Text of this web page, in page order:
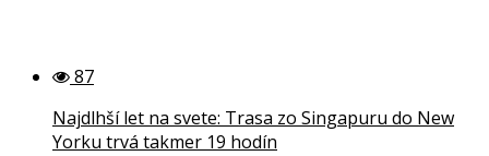
87
Najdlhší let na svete: Trasa zo Singapuru do New
Yorku trvá takmer 19 hodín